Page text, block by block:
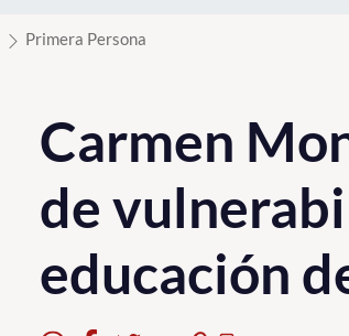
Primera Persona
Carmen
de
educación